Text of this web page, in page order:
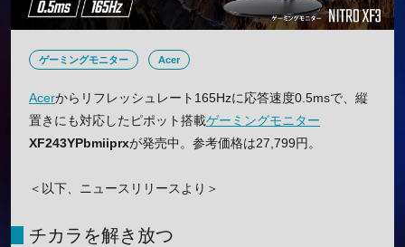
ゲーミングモニター Acer
Acerからリフレッシュレート165Hzに応答速度0.5msで、縦
置きにも対応したピポット搭載ゲーミングモニター
XF243YPbmiiprxが発売中。参考価格は27,799円。
＜以下、ニュースリリースより＞
チカラを解き放つ